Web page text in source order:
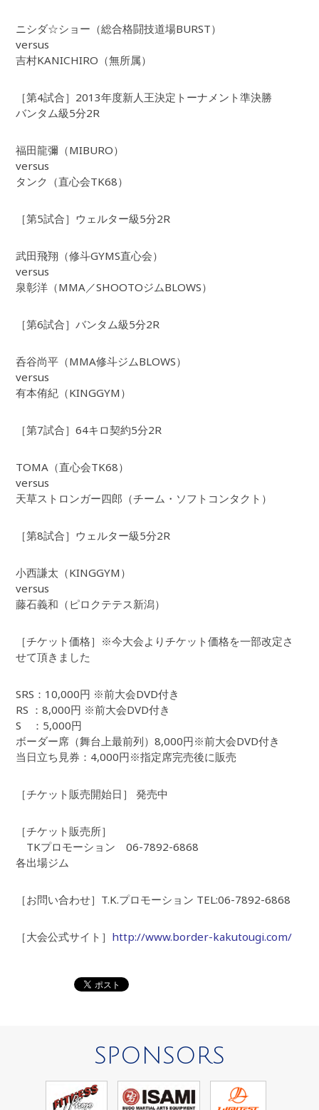
ニシダ☆ショー（総合格闘技道場BURST）
versus
吉村KANICHIRO（無所属）
［第4試合］2013年度新人王決定トーナメント準決勝
バンタム級5分2R
福田龍彌（MIBURO）
versus
タンク（直心会TK68）
［第5試合］ウェルター級5分2R
武田飛翔（修斗GYMS直心会）
versus
泉彰洋（MMA／SHOOTOジムBLOWS）
［第6試合］バンタム級5分2R
呑谷尚平（MMA修斗ジムBLOWS）
versus
有本侑紀（KINGGYM）
［第7試合］64キロ契約5分2R
TOMA（直心会TK68）
versus
天草ストロンガー四郎（チーム・ソフトコンタクト）
［第8試合］ウェルター級5分2R
小西謙太（KINGGYM）
versus
藤石義和（ピロクテテス新潟）
［チケット価格］※今大会よりチケット価格を一部改定さ
せて頂きました
SRS：10,000円 ※前大会DVD付き
RS ：8,000円 ※前大会DVD付き
S ：5,000円
ボーダー席（舞台上最前列）8,000円※前大会DVD付き
当日立ち見券：4,000円※指定席完売後に販売
［チケット販売開始日］ 発売中
［チケット販売所］
TKプロモーション 06-7892-6868
各出場ジム
［お問い合わせ］T.K.プロモーション TEL:06-7892-6868
［大会公式サイト］ http://www.border-kakutougi.com/
SPONSORS